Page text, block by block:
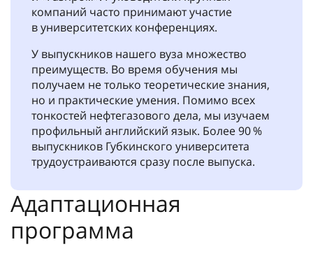
компаний часто принимают участие
в университетских конференциях.
У выпускников нашего вуза множество
преимуществ. Во время обучения мы
получаем не только теоретические знания,
но и практические умения. Помимо всех
тонкостей нефтегазового дела, мы изучаем
профильный английский язык. Более 90 %
выпускников Губкинского университета
трудоустраиваются сразу после выпуска.
Адаптационная
программа